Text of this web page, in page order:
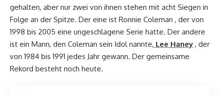
gehalten, aber nur zwei von ihnen stehen mit acht Siegen in
Folge an der Spitze. Der eine ist Ronnie Coleman , der von
1998 bis 2005 eine ungeschlagene Serie hatte. Der andere
ist ein Mann, den Coleman sein Idol nannte, Lee Haney , der
von 1984 bis 1991 jedes Jahr gewann. Der gemeinsame
Rekord besteht noch heute.